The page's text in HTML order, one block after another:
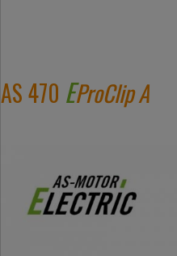
AS 470 EProClip A